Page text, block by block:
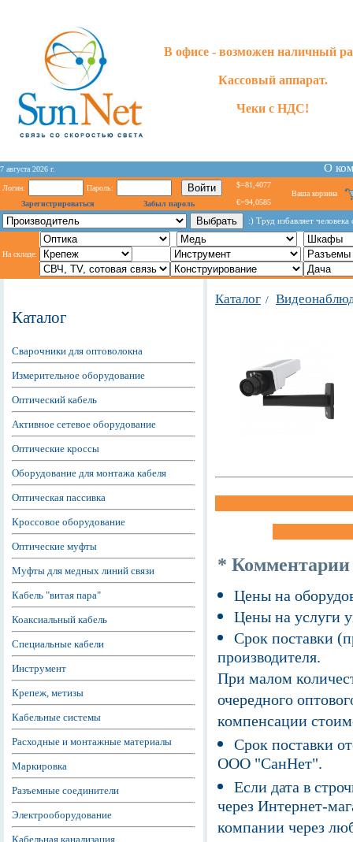
В офисе - возможен наличный
Кассовый аппарат.
Чеки с НДС!
7 августа 2026 г. О
Логин:
Пароль:
Зарегистрироваться
Забыл пароль
$=81,4077
€=94,0585
Ваша корзина
:) Труд избавляет
На складе:
Каталог
Сварочники для оптоволокна
Измерительное оборудование
Оптический кабель
Активное сетевое оборудование
Оптические кроссы
Оборудование для монтажа кабеля
Оптическая пассивка
Кроссовое оборудование
Оптические муфты
Муфты для медных линий связи
Кабель "витая пара"
Коаксиальный кабель
Специальные кабели
Инструмент
Крепеж, метизы
Кабельные системы
Расходные и монтажные материалы
Маркировка
Разъемные соединители
Электрооборудование
Кабельная канализация
Каталог /
* Комментарии
Цены на
Цены на услуги
Срок поставки
производителя.
При малом
очередного
компенсации
Срок поставки
ООО "СанНет".
Если дата в
через Интернет-
компании через